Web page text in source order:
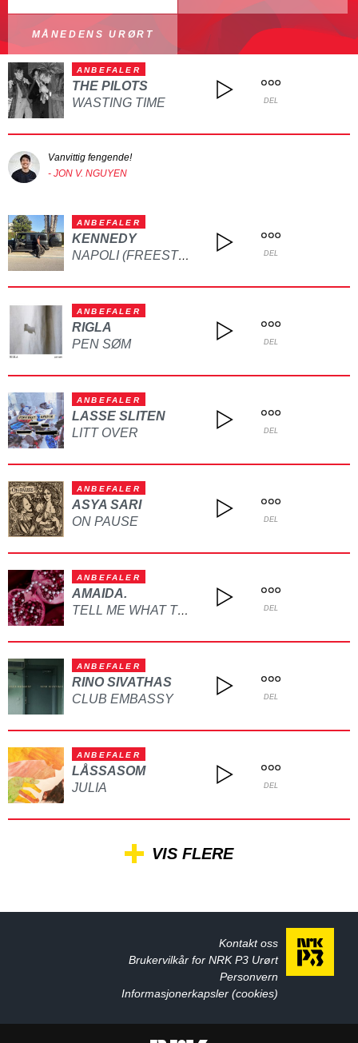
MÅNEDENS URØRT
ANBEFALER
THE PILOTS
WASTING TIME
DEL
Vanvittig fengende!
- JON V. NGUYEN
ANBEFALER
KENNEDY
NAPOLI (FREESTYLE) DEL
ANBEFALER
RIGLA
PEN SØM
DEL
ANBEFALER
LASSE SLITEN
LITT OVER
DEL
ANBEFALER
ASYA SARI
ON PAUSE
DEL
ANBEFALER
AMAIDA.
TELL ME WHAT TO DO DEL
ANBEFALER
RINO SIVATHAS
CLUB EMBASSY
DEL
ANBEFALER
LÅSSASOM
JULIA
DEL
VIS FLERE
Kontakt oss
Brukervilkår for NRK P3 Urørt
Personvern
Informasjonerkapsler (cookies)